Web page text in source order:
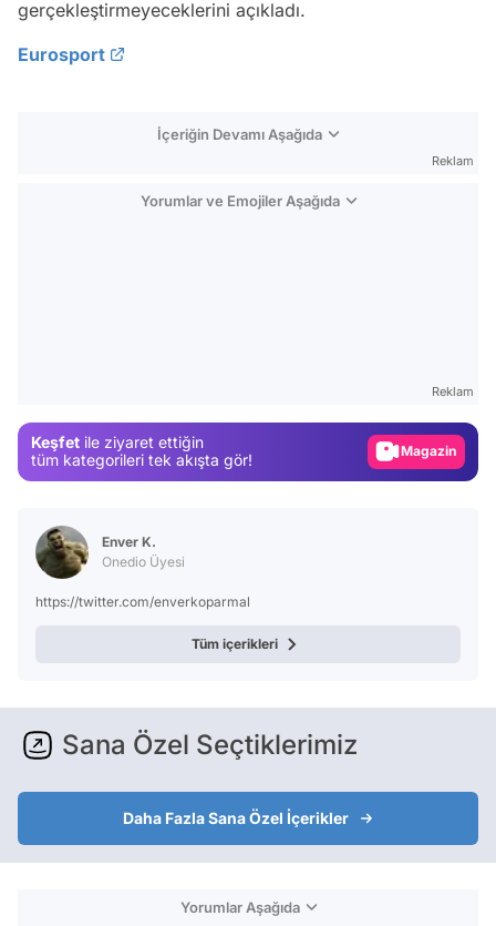
gerçekleştirmeyeceklerini açıkladı.
Eurosport
İçeriğin Devamı Aşağıda
Reklam
Yorumlar ve Emojiler Aşağıda
Reklam
Keşfet ile ziyaret ettiğin
tüm kategorileri tek akışta gör!
Magazin
Enver K.
Onedio Üyesi
https://twitter.com/enverkoparmal
Tüm içerikleri
Sana Özel Seçtiklerimiz
Daha Fazla Sana Özel İçerikler
Yorumlar Aşağıda